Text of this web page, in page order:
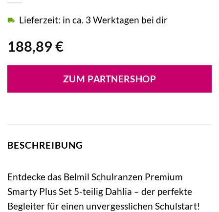
188,89 €
Lieferzeit: in ca. 3 Werktagen bei dir
ZUM PARTNERSHOP
BESCHREIBUNG
Entdecke das Belmil Schulranzen Premium
Smarty Plus Set 5-teilig Dahlia – der perfekte
Begleiter für einen unvergesslichen Schulstart!